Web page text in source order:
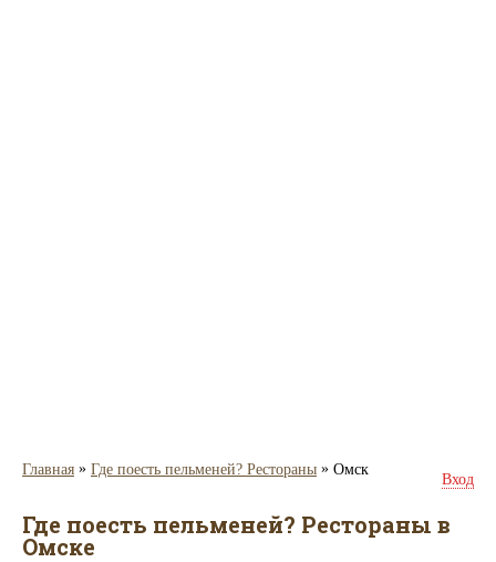
Главная » Где поесть пельменей? Рестораны » Омск
Вход
Где поесть пельменей? Рестораны в
Омске